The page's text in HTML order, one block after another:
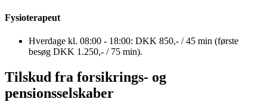
Fysioterapeut
Hverdage kl. 08:00 - 18:00: DKK 850,- / 45 min (første
besøg DKK 1.250,- / 75 min).
Tilskud fra forsikrings- og
pensionsselskaber